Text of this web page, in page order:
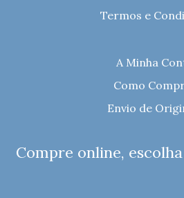
Termos e
A Minha
Como
Envio de
Compre online,